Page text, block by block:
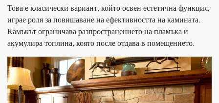
Това е класически вариант, който освен естетична функция,
играе роля за повишаване на ефективността на камината.
Камъкът ограничава разпространението на пламъка и
акумулира топлина, която после отдава в помещението.